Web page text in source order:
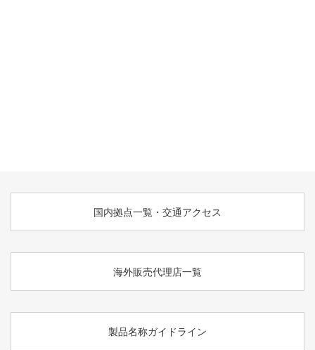
国内拠点一覧・交通アクセス
海外販売代理店一覧
製品名称ガイドライン